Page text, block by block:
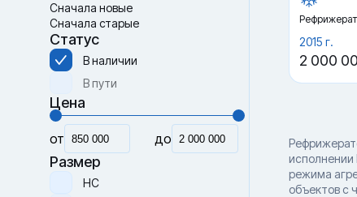
Сначала новые
Сначала старые
Статус
В наличии
В пути
Цена
от до
Размер
HC
2015 г.
2 000
исполнении
режима
объектов с